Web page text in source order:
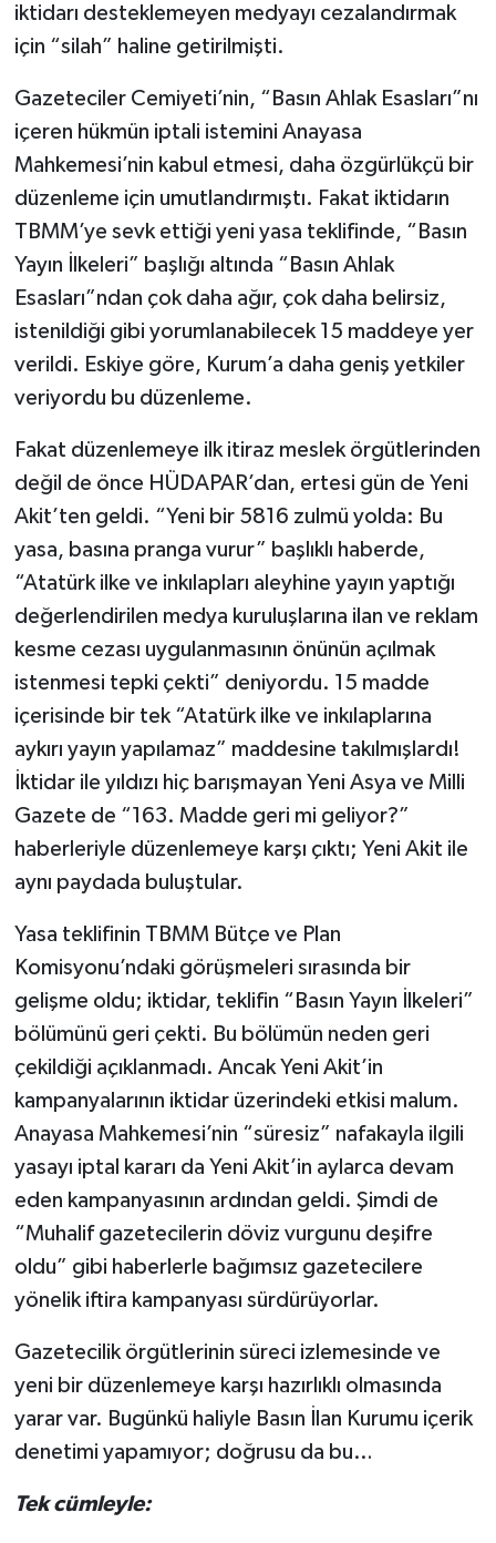
iktidarı desteklemeyen medyayı cezalandırmak
için “silah” haline getirilmişti.
Gazeteciler Cemiyeti’nin, “Basın Ahlak Esasları”nı
içeren hükmün iptali istemini Anayasa
Mahkemesi’nin kabul etmesi, daha özgürlükçü bir
düzenleme için umutlandırmıştı. Fakat iktidarın
TBMM’ye sevk ettiği yeni yasa teklifinde, “Basın
Yayın İlkeleri” başlığı altında “Basın Ahlak
Esasları”ndan çok daha ağır, çok daha belirsiz,
istenildiği gibi yorumlanabilecek 15 maddeye yer
verildi. Eskiye göre, Kurum’a daha geniş yetkiler
veriyordu bu düzenleme.
Fakat düzenlemeye ilk itiraz meslek örgütlerinden
değil de önce HÜDAPAR’dan, ertesi gün de Yeni
Akit’ten geldi. “Yeni bir 5816 zulmü yolda: Bu
yasa, basına pranga vurur” başlıklı haberde,
“Atatürk ilke ve inkılapları aleyhine yayın yaptığı
değerlendirilen medya kuruluşlarına ilan ve reklam
kesme cezası uygulanmasının önünün açılmak
istenmesi tepki çekti” deniyordu. 15 madde
içerisinde bir tek “Atatürk ilke ve inkılaplarına
aykırı yayın yapılamaz” maddesine takılmışlardı!
İktidar ile yıldızı hiç barışmayan Yeni Asya ve Milli
Gazete de “163. Madde geri mi geliyor?”
haberleriyle düzenlemeye karşı çıktı; Yeni Akit ile
aynı paydada buluştular.
Yasa teklifinin TBMM Bütçe ve Plan
Komisyonu’ndaki görüşmeleri sırasında bir
gelişme oldu; iktidar, teklifin “Basın Yayın İlkeleri”
bölümünü geri çekti. Bu bölümün neden geri
çekildiği açıklanmadı. Ancak Yeni Akit’in
kampanyalarının iktidar üzerindeki etkisi malum.
Anayasa Mahkemesi’nin “süresiz” nafakayla ilgili
yasayı iptal kararı da Yeni Akit’in aylarca devam
eden kampanyasının ardından geldi. Şimdi de
“Muhalif gazetecilerin döviz vurgunu deşifre
oldu” gibi haberlerle bağımsız gazetecilere
yönelik iftira kampanyası sürdürüyorlar.
Gazetecilik örgütlerinin süreci izlemesinde ve
yeni bir düzenlemeye karşı hazırlıklı olmasında
yarar var. Bugünkü haliyle Basın İlan Kurumu içerik
denetimi yapamıyor; doğrusu da bu…
Tek cümleyle: